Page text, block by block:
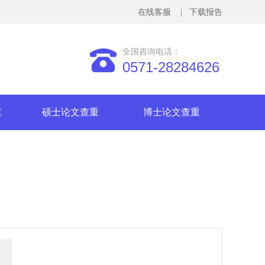
硕士论文查重 博士论文查重
全国咨询电话：
0571-28284626
| 下载报告
在线客服